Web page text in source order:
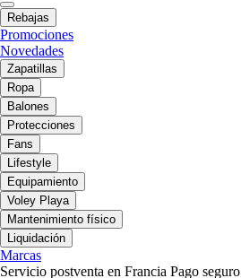
Rebajas
Promociones
Novedades
Zapatillas
Ropa
Balones
Protecciones
Fans
Lifestyle
Equipamiento
Voley Playa
Mantenimiento físico
Liquidación
Marcas
Servicio postventa en Francia Pago seguro